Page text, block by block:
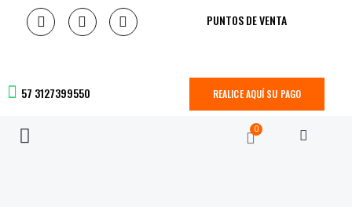
PUNTOS DE VENTA
57 3127399550 REALICE AQUÍ SU PAGO
0